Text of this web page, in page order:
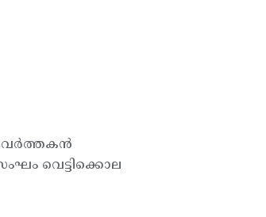
വെട്ടിക്കൊല